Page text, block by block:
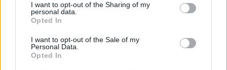
I want to opt-out of the Sharing of my
personal data.
Opted In
I want to opt-out of the Sale of my
Personal Data.
Opted In
Publié parMelomaniac
le 20 août 2017
Chanteurs : KI:Theory